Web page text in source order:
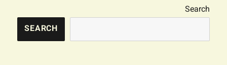
Search
SEARCH